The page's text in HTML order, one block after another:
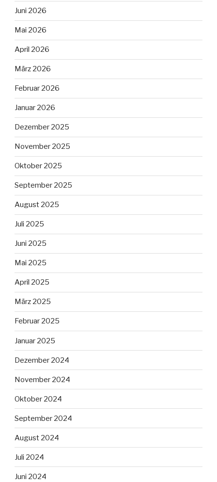
Juni 2026
Mai 2026
April 2026
März 2026
Februar 2026
Januar 2026
Dezember 2025
November 2025
Oktober 2025
September 2025
August 2025
Juli 2025
Juni 2025
Mai 2025
April 2025
März 2025
Februar 2025
Januar 2025
Dezember 2024
November 2024
Oktober 2024
September 2024
August 2024
Juli 2024
Juni 2024